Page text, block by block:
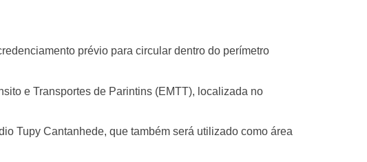
prévio para circular dentro do perímetro
e Transportes de Parintins (EMTT), localizada no
Tupy Cantanhede, que também será utilizado como área